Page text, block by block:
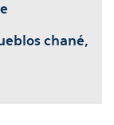
chané,